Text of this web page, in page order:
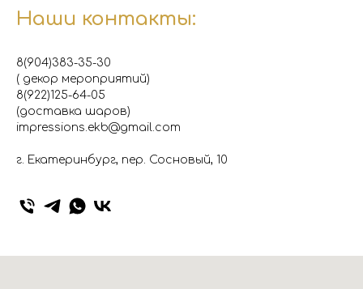
Наши контакты:
8(904)383-35-30
( декор мероприятий)
8(922)125-64-05
(доставка шаров)
impressions.ekb@gmail.com
г. Екатеринбург, пер. Сосновый, 10